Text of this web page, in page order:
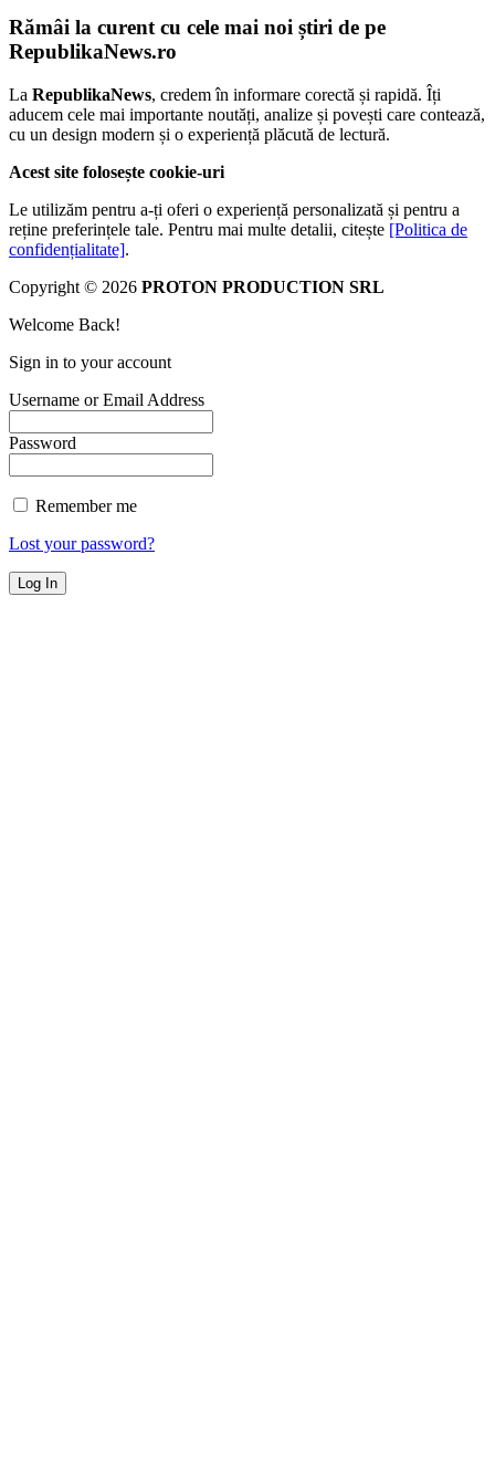
Rămâi la curent cu cele mai noi știri de pe
RepublikaNews.ro
La RepublikaNews, credem în informare corectă și rapidă. Îți
aducem cele mai importante noutăți, analize și povești care contează,
cu un design modern și o experiență plăcută de lectură.
Acest site folosește cookie-uri
Le utilizăm pentru a-ți oferi o experiență personalizată și pentru a
reține preferințele tale. Pentru mai multe detalii, citește [Politica de
confidențialitate].
Copyright © 2026 PROTON PRODUCTION SRL
Welcome Back!
Sign in to your account
Username or Email Address
Password
Remember me
Lost your password?